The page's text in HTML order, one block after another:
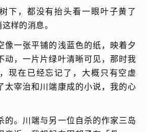
下，都没有抬头看一眼叶子黄了
样的消息。
像一张平铺的浅蓝色的纸，映着夕
动，一片片绿叶清晰可见，那时我
现在已经忘记了，大概只有空虚
太宰治和川端康成的小说，我的心
的。川端与另一位自杀的作家三岛